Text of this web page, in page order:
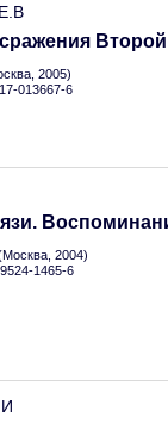
2005)
013667-6
2004)
1465-6